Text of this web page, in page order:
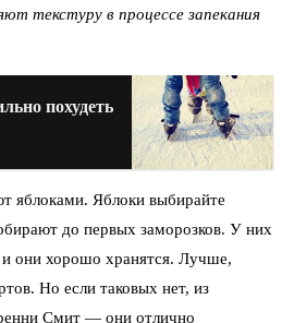
текстуру в процессе запекания
похудеть
яблоками. Яблоки выбирайте
до первых заморозков. У них
и они хорошо хранятся. Лучше,
Но если таковых нет, из
Смит — они отлично